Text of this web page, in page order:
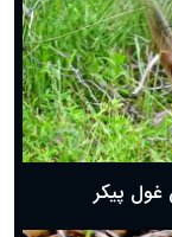
غول پیکر